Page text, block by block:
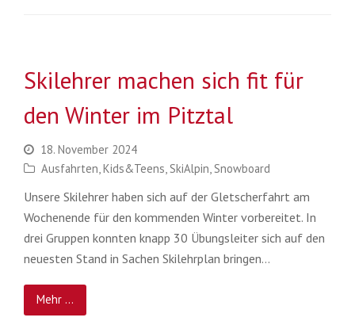
Skilehrer machen sich fit für
den Winter im Pitztal
18. November 2024
Ausfahrten Kids&Teens SkiAlpin Snowboard
Unsere Skilehrer haben sich auf der Gletscherfahrt am
Wochenende für den kommenden Winter vorbereitet. In
drei Gruppen konnten knapp 30 Übungsleiter sich auf den
neuesten Stand in Sachen Skilehrplan bringen…
Mehr ...